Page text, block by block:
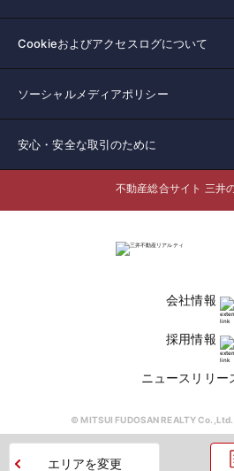
エリアを変更
Cookieおよびアクセスログについて
ソーシャルメディアポリシー
安心・安全な取引のために
不動産総合サイト 三井
会社情報
採用情報
ニュースリリー
© MITSUI FUDOSAN REALTY